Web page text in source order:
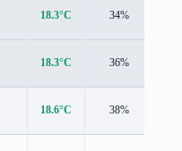
18.3°C 34%
18.3°C 36%
18.6°C 38%